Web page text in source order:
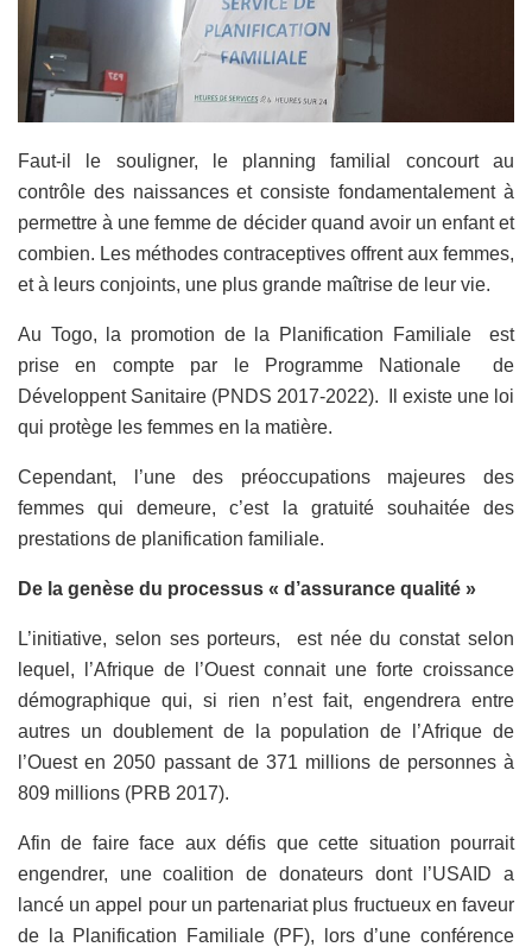
Faut-il le souligner, le planning familial concourt au
contrôle des naissances et consiste fondamentalement à
permettre à une femme de décider quand avoir un enfant et
combien. Les méthodes contraceptives offrent aux femmes,
et à leurs conjoints, une plus grande maîtrise de leur vie.
Au Togo, la promotion de la Planification Familiale est
prise en compte par le Programme Nationale de
Développent Sanitaire (PNDS 2017-2022). Il existe une loi
qui protège les femmes en la matière.
Cependant, l’une des préoccupations majeures des
femmes qui demeure, c’est la gratuité souhaitée des
prestations de planification familiale.
De la genèse du processus « d’assurance qualité »
L’initiative, selon ses porteurs, est née du constat selon
lequel, l’Afrique de l’Ouest connait une forte croissance
démographique qui, si rien n’est fait, engendrera entre
autres un doublement de la population de l’Afrique de
l’Ouest en 2050 passant de 371 millions de personnes à
809 millions (PRB 2017).
Afin de faire face aux défis que cette situation pourrait
engendrer, une coalition de donateurs dont l’USAID a
lancé un appel pour un partenariat plus fructueux en faveur
de la Planification Familiale (PF), lors d’une conférence